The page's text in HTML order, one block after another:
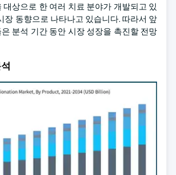
대상으로 한 여러 치료 분야가 개발되고 있
장 동향으로 나타나고 있습니다. 따라서 앞
분석 기간 동안 시장 성장을 촉진할 전망